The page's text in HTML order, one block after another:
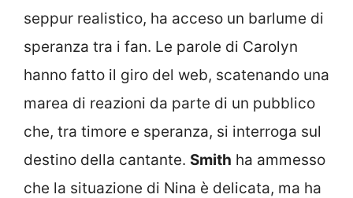
seppur realistico, ha acceso un barlume di
speranza tra i fan. Le parole di Carolyn
hanno fatto il giro del web, scatenando una
marea di reazioni da parte di un pubblico
che, tra timore e speranza, si interroga sul
destino della cantante. Smith ha ammesso
che la situazione di Nina è delicata, ma ha